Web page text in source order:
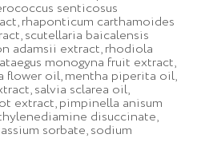
senticosus
rhaponticum carthamoides
scutellaria baicalensis
adamsii extract, rhodiola
monogyna fruit extract,
flower oil, mentha piperita oil,
salvia sclarea oil,
extract, pimpinella anisum
disuccinate,
sorbate, sodium